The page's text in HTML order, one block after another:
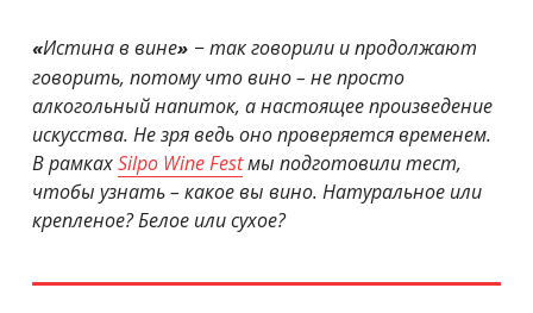
«Истина в вине» − так говорили и продолжают
говорить, потому что вино – не просто
алкогольный напиток, а настоящее произведение
искусства. Не зря ведь оно проверяется временем.
В рамкахSilpo Wine Festмы подготовили тест,
чтобы узнать – какое вы вино. Натуральное или
крепленое? Белое или сухое?